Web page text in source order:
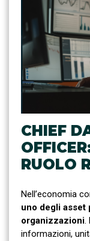
CHIEF
RUOLO
Nell’economia
uno degli asset
organizzazioni.
informazioni,